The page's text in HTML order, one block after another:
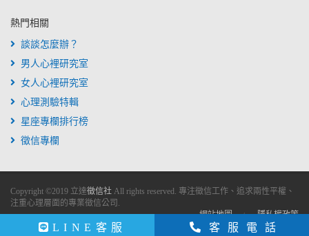
客服電話
LINE客服
熱門相關
談談怎麼辦？
男人心裡研究室
女人心裡研究室
心理測驗特輯
星座專欄排行榜
徵信專欄
Copyright ©2019 立達徵信社 All rights reserved. 專注徵信工作、追求兩性平權、
注重心理層面的專業徵信公司.
網站地圖
隱私權政策